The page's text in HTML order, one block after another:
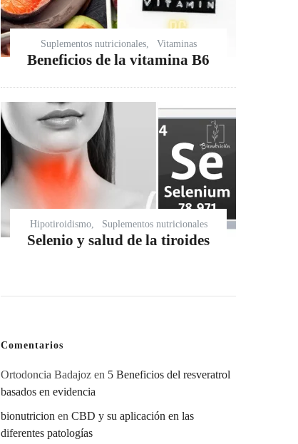
Suplementos nutricionales Vitaminas
Beneficios de la vitamina B6
Hipotiroidismo Suplementos nutricionales
Selenio y salud de la tiroides
Comentarios
Ortodoncia Badajoz en 5 Beneficios del resveratrol
basados en evidencia
bionutricion en CBD y su aplicación en las
diferentes patologías